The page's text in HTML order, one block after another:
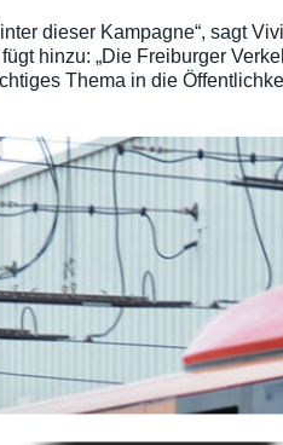
dieser Kampagne“, sagt
hinzu: „Die Freiburger
Thema in die